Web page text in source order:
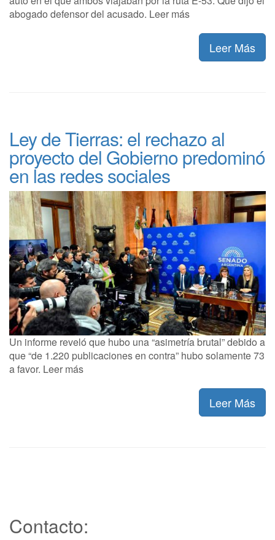
abogado defensor del acusado. Leer más
Leer Más
Ley de Tierras: el rechazo al
proyecto del Gobierno predominó
en las redes sociales
Un informe reveló que hubo una “asimetría brutal” debido a
que “de 1.220 publicaciones en contra” hubo solamente 73
a favor. Leer más
Leer Más
Contacto: